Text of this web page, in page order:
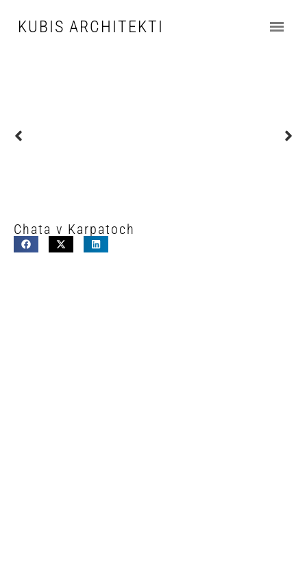
KUBIS ARCHITEKTI
Chata v Karpatoch